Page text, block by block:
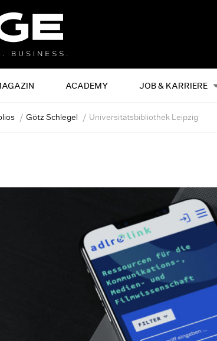
ACADEMY JOB & KARRIERE
Götz Schlegel Universitätsbibliothek Leipzig